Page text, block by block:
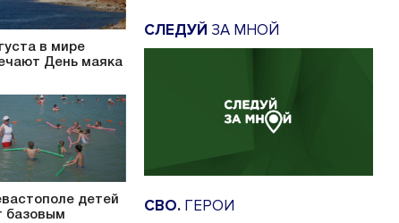
в мире
День маяка
детей
базовым
СЛЕДУЙ ЗА МНОЙ
СВО. ГЕРОИ